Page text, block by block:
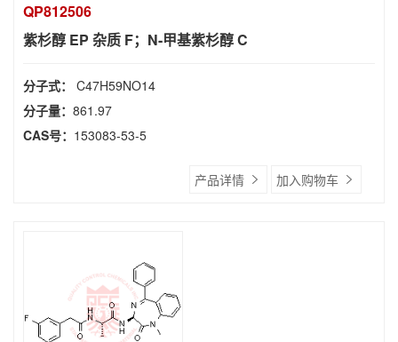
QP812506
紫杉醇 EP 杂质 F；N-甲基紫杉醇 C
分子式： C47H59NO14
分子量： 861.97
CAS号： 153083-53-5
产品详情 加入购物车